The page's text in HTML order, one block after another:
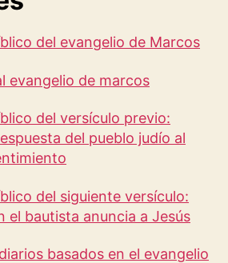
del evangelio de Marcos
evangelio de marcos
del versículo previo:
del pueblo judío al
del siguiente versículo:
el bautista anuncia a Jesús
basados en el evangelio